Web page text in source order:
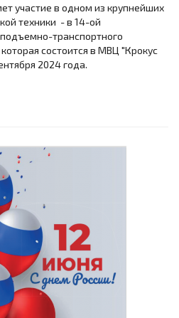
участие в одном из крупнейших
техники - в 14-ой
транспортного
состоится в МВЦ "Крокус
2024 года.